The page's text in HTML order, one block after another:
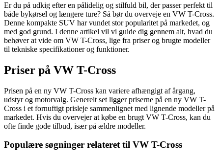
Er du på udkig efter en pålidelig og stilfuld bil, der passer perfekt til
både bykørsel og længere ture? Så bør du overveje en VW T-Cross.
Denne kompakte SUV har vundet stor popularitet på markedet, og
med god grund. I denne artikel vil vi guide dig gennem alt, hvad du
behøver at vide om VW T-Cross, lige fra priser og brugte modeller
til tekniske specifikationer og funktioner.
Priser på VW T-Cross
Prisen på en ny VW T-Cross kan variere afhængigt af årgang,
udstyr og motorvalg. Generelt set ligger priserne på en ny VW T-
Cross i et fornuftigt prisleje sammenlignet med lignende modeller på
markedet. Hvis du overvejer at købe en brugt VW T-Cross, kan du
ofte finde gode tilbud, især på ældre modeller.
Populære søgninger relateret til VW T-Cross